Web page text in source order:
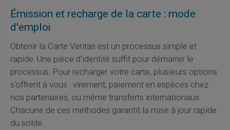
Émission et recharge de la carte : mode
d'emploi
Obtenir la Carte Veritas est un processus simple et
rapide. Une pièce d'identité suffit pour démarrer le
processus. Pour recharger votre carte, plusieurs options
s'offrent à vous : virement, paiement en espèces chez
nos partenaires, ou même transferts internationaux.
Chacune de ces méthodes garantit la mise à jour rapide
du solde.